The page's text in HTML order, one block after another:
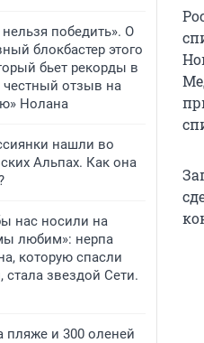
победить». О
блокбастер этого
бьет рекорды в
честный отзыв на
Нолана
нашли во
Альпах. Как она
нас носили на
любим»: нерпа
которую спасли
стала звездой Сети.
пляже и 300 оленей